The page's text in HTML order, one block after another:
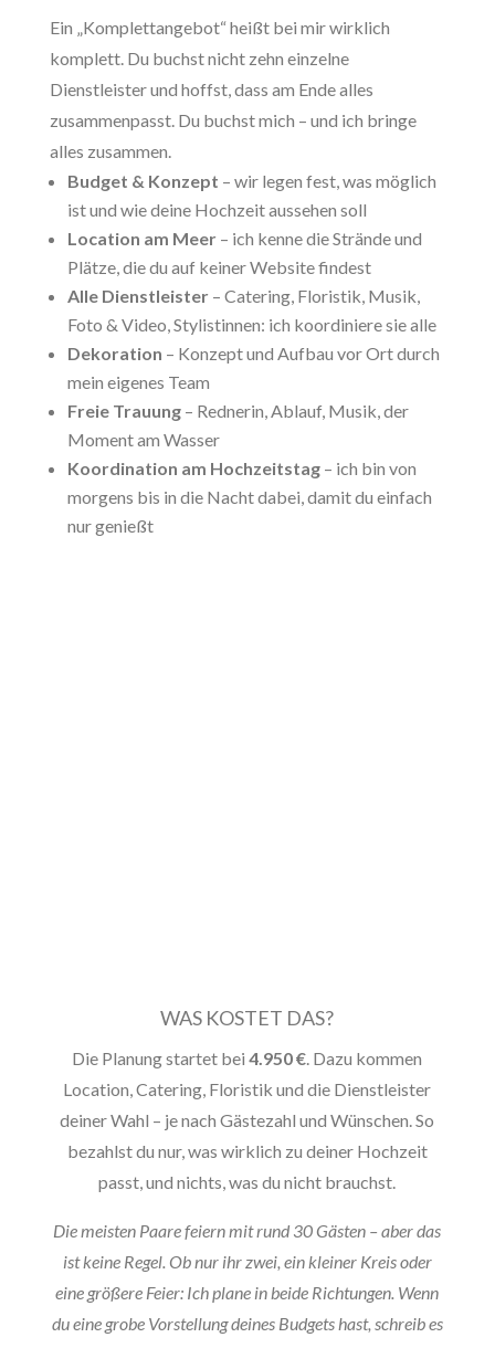
Ein „Komplettangebot“ heißt bei mir wirklich
komplett. Du buchst nicht zehn einzelne
Dienstleister und hoffst, dass am Ende alles
zusammenpasst. Du buchst mich – und ich bringe
alles zusammen.
Budget & Konzept – wir legen fest, was möglich
ist und wie deine Hochzeit aussehen soll
Location am Meer– ich kenne die Strände und
Plätze, die du auf keiner Website findest
Alle Dienstleister– Catering, Floristik, Musik,
Foto & Video, Stylistinnen: ich koordiniere sie alle
Dekoration – Konzept und Aufbau vor Ort durch
mein eigenes Team
Freie Trauung– Rednerin, Ablauf, Musik, der
Moment am Wasser
Koordination am Hochzeitstag– ich bin von
morgens bis in die Nacht dabei, damit du einfach
nur genießt
WAS KOSTET DAS?
Die Planung startet bei4.950 €. Dazu kommen
Location, Catering, Floristik und die Dienstleister
deiner Wahl – je nach Gästezahl und Wünschen. So
bezahlst du nur, was wirklich zu deiner Hochzeit
passt, und nichts, was du nicht brauchst.
Die meisten Paare feiern mit rund 30 Gästen – aber das
ist keine Regel. Ob nur ihr zwei, ein kleiner Kreis oder
eine größere Feier: Ich plane in beide Richtungen. Wenn
du eine grobe Vorstellung deines Budgets hast, schreib es